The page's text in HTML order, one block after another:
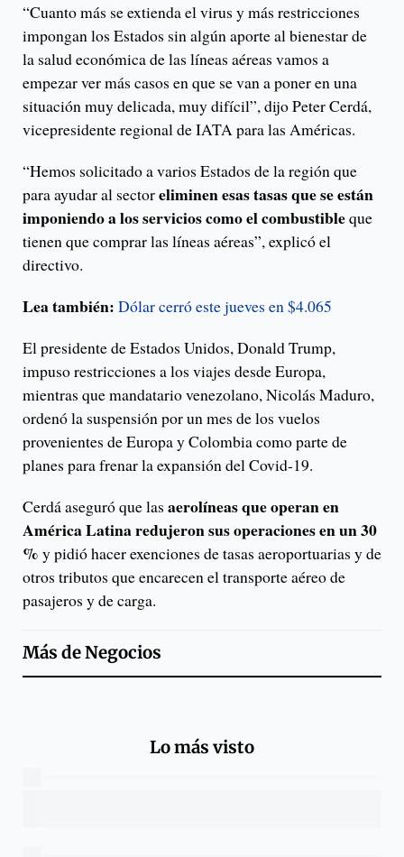
“Cuanto más se extienda el virus y más restricciones
impongan los Estados sin algún aporte al bienestar de
la salud económica de las líneas aéreas vamos a
empezar ver más casos en que se van a poner en una
situación muy delicada, muy difícil”, dijo Peter Cerdá,
vicepresidente regional de IATA para las Américas.
“Hemos solicitado a varios Estados de la región que
para ayudar al sectoreliminen esas tasas que se están
imponiendo a los servicios como el combustibleque
tienen que comprar las líneas aéreas”, explicó el
directivo.
Lea también: Dólar cerró este jueves en $4.065
El presidente de Estados Unidos, Donald Trump,
impuso restricciones a los viajes desde Europa,
mientras que mandatario venezolano, Nicolás Maduro,
ordenó la suspensión por un mes de los vuelos
provenientes de Europa y Colombia como parte de
planes para frenar la expansión del Covid-19.
Cerdá aseguró que las aerolíneas que operan en
América Latina redujeron sus operaciones en un 30
% y pidió hacer exenciones de tasas aeroportuarias y de
otros tributos que encarecen el transporte aéreo de
pasajeros y de carga.
Más deNegocios
Lo más visto